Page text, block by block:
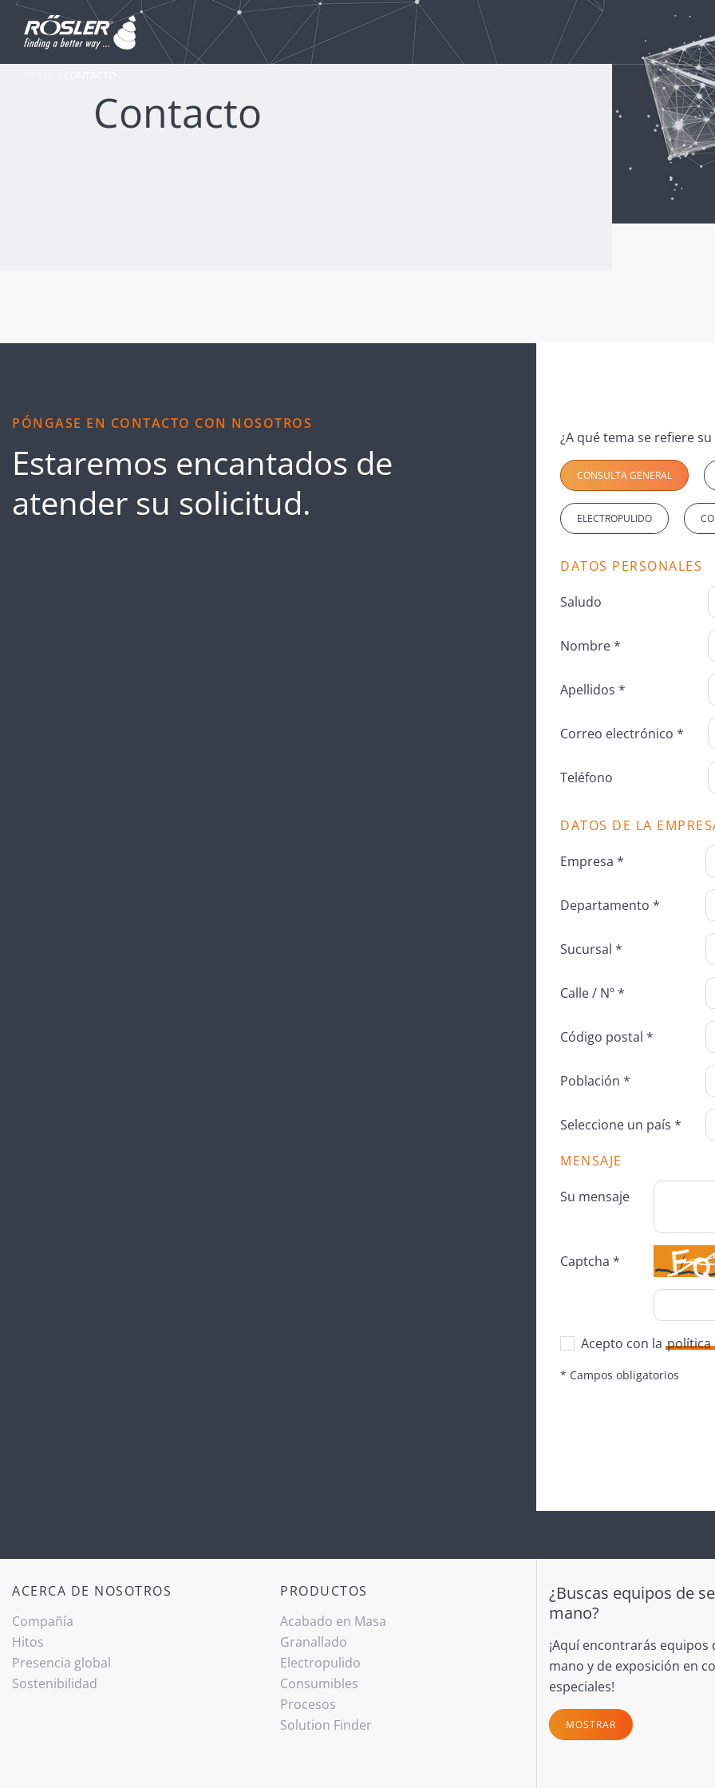
Contacto
PÓNGASE EN CONTACTO CON NOSOTROS
Estaremos encantados de
atender su solicitud.
CONSULTA GENERAL
ELECTROPULIDO
DATOS PERSONALES
Saludo
Nombre *
Apellidos *
Correo electrónico *
Teléfono
DATOS DE LA
Empresa *
Departamento *
Sucursal *
Calle / Nº *
Código postal *
Población *
Seleccione un país *
MENSAJE
Su mensaje
Captcha *
Acepto con la política
* Campos obligatorios
ACERCA DE NOSOTROS
Compañía
Hitos
Presencia global
Sostenibilidad
PRODUCTOS
Acabado ­en Masa
Granallado
Electropulido
Consumibles
Procesos
Solution Finder
¿Buscas equipos de
mano?
¡Aquí encontrarás equipos
mano y de exposición en
especiales!
MOSTRAR